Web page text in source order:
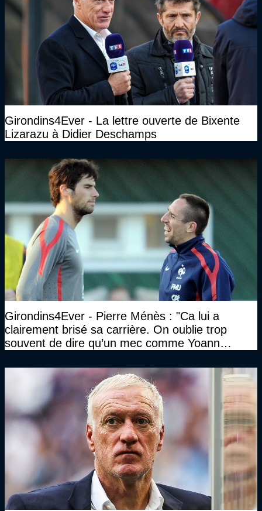
Girondins4Ever - La lettre ouverte de Bixente
Lizarazu à Didier Deschamps
Girondins4Ever - Pierre Ménès : "Ca lui a
clairement brisé sa carrière. On oublie trop
souvent de dire qu’un mec comme Yoann